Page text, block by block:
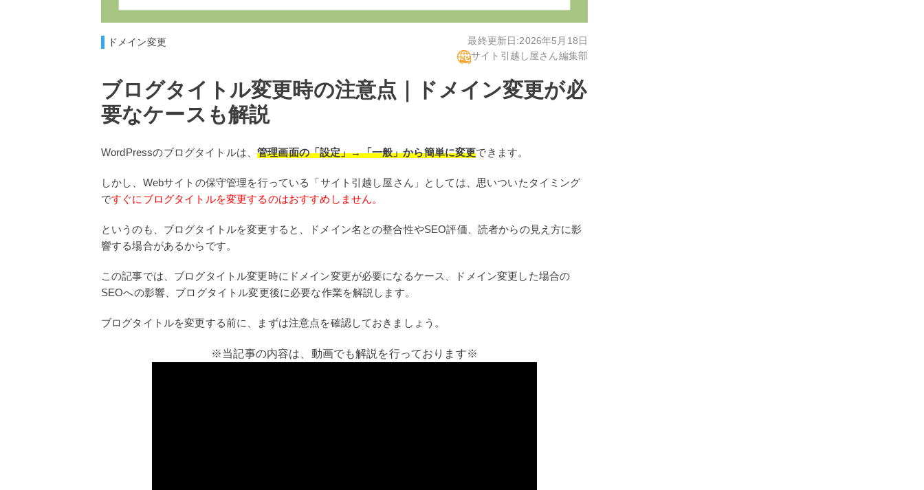
ドメイン変更 最終更新日:2026年5月18日
サイト引越し屋さん編集部
ブログタイトル変更時の注意点｜ドメイン変更が必
要なケースも解説
WordPressのブログタイトルは、管理画面の「設定」→「一般」から簡単に変更できます。
しかし、Webサイトの保守管理を行っている「サイト引越し屋さん」としては、思いついたタイミング
ですぐにブログタイトルを変更するのはおすすめしません。
というのも、ブログタイトルを変更すると、ドメイン名との整合性やSEO評価、読者からの見え方に影
響する場合があるからです。
この記事では、ブログタイトル変更時にドメイン変更が必要になるケース、ドメイン変更した場合の
SEOへの影響、ブログタイトル変更後に必要な作業を解説します。
ブログタイトルを変更する前に、まずは注意点を確認しておきましょう。
※当記事の内容は、動画でも解説を行っております※